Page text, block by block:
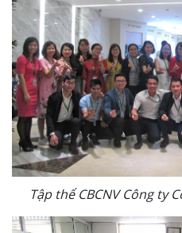
Tập thể CBCNV Công ty